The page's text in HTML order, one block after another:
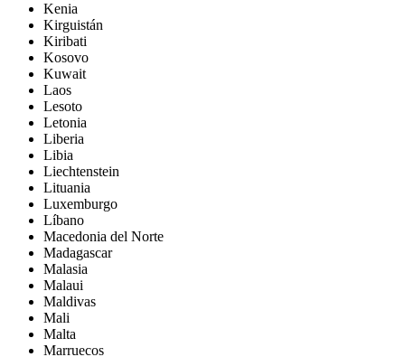
Kenia
Kirguistán
Kiribati
Kosovo
Kuwait
Laos
Lesoto
Letonia
Liberia
Libia
Liechtenstein
Lituania
Luxemburgo
Líbano
Macedonia del Norte
Madagascar
Malasia
Malaui
Maldivas
Mali
Malta
Marruecos